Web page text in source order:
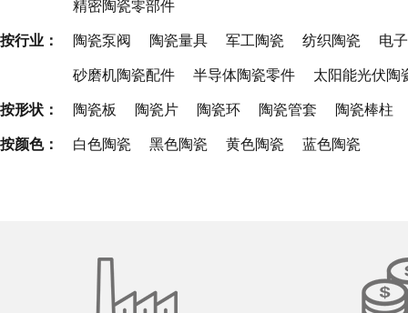
精密陶瓷零部件
按行业： 陶瓷泵阀 陶瓷量具 军工陶瓷 纺织陶瓷 电
砂磨机陶瓷配件 半导体陶瓷零件 太阳能光伏陶
按形状： 陶瓷板 陶瓷片 陶瓷环 陶瓷管套 陶瓷棒柱
按颜色： 白色陶瓷 黑色陶瓷 黄色陶瓷 蓝色陶瓷